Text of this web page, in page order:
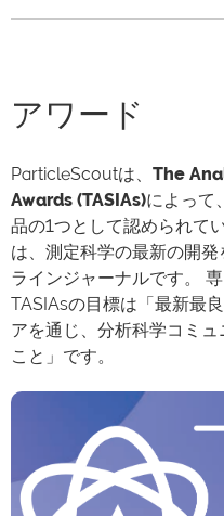
アワード
ParticleScoutは、 The
Awards (TASIAs)によって
品の1つとして認められて
は、測定科学の最新の開
ラインジャーナルです。
TASIAsの目標は「最新最
アを通じ、分析科学コミ
こと」です。